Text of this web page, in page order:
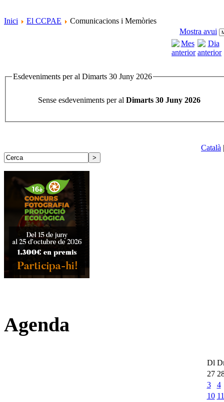
Inici El CCPAE
Comunicacions i Memòries
Mostra avui
Esdeveniments per al Dimarts 30 Juny 2026
Sense esdeveniments per al Dimarts 30 Juny 2026
Català
Agenda
Dl
27
3
4
10 11